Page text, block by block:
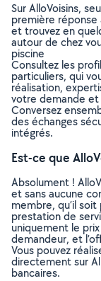
Sur AlloVoisins,
première
et trouvez en
autour de chez
piscine
Consultez les
particuliers, qui
réalisation,
votre demande
Conversez
des échanges
intégrés.
Est-ce que
Absolument !
et sans aucune
membre, qu’il
prestation de
uniquement le
demandeur, et
Vous pouvez
directement sur
bancaires.